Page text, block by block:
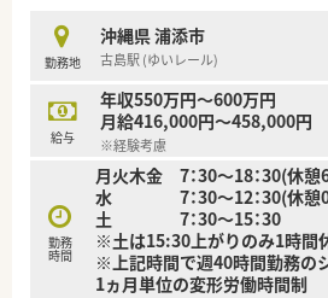
■昇給は設立以来26年連続で実施さ
ほか介護事業や自社農園など多角的
■「食」と「医療」を結ぶ活動として
など、先進的でユニークな事業展開
【求人情報について】
■管理薬剤師として年収600万円か
であり、これまでの実績や評価を正
■住宅手当や赴任手当などの福利厚
を検討されている方についても柔軟
■産育休からの復帰率は非常に高く
いるため、将来のライフイベントに
勤務地
沖縄県 浦添市
古島駅 (ゆいレール)
給与
年収550万円～600万円
月給416,000円～458,000円
※経験考慮
勤務
時間
月火木金 7：30～18：30(休
水 7：30～12：30(休憩
土 7：30～15：30
※土は15:30上がりのみ1時間
※上記時間で週40時間勤務の
1ヵ月単位の変形労働時間制